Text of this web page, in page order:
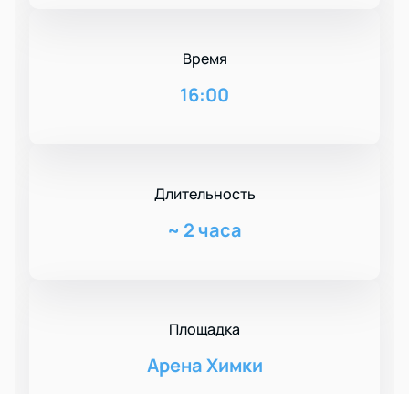
Время
16:00
Длительность
~ 2 часа
Площадка
Арена Химки